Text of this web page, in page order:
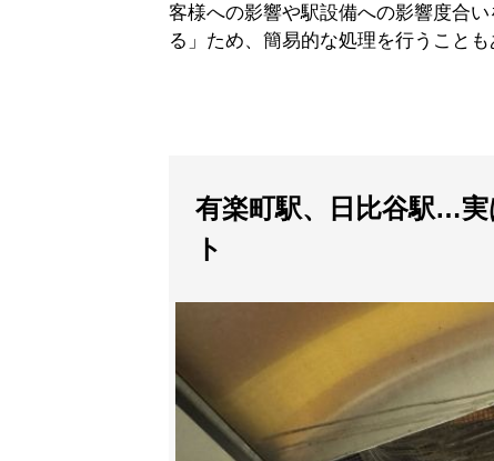
客様への影響や駅設備への影響度合
る」ため、簡易的な処理を行うことも
有楽町駅、日比谷駅…
ト